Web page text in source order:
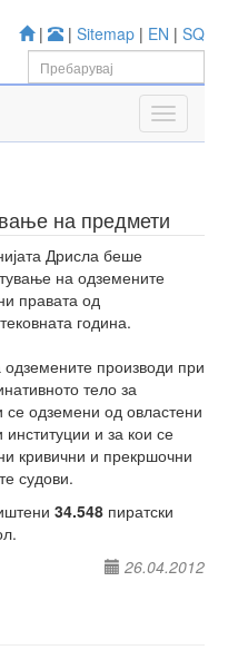
| | Sitemap | EN | SQ
на предмети
Дрисла беше
на одземените
правата од
година.
производи при
тело за
се одземени од овластени
и за кои се
кривични и прекршочни
судови.
34.548 пиратски
26.04.2012